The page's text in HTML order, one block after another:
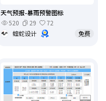
天气预报-暴雨预警图标
520
29
72
蝰蛇设计
免费